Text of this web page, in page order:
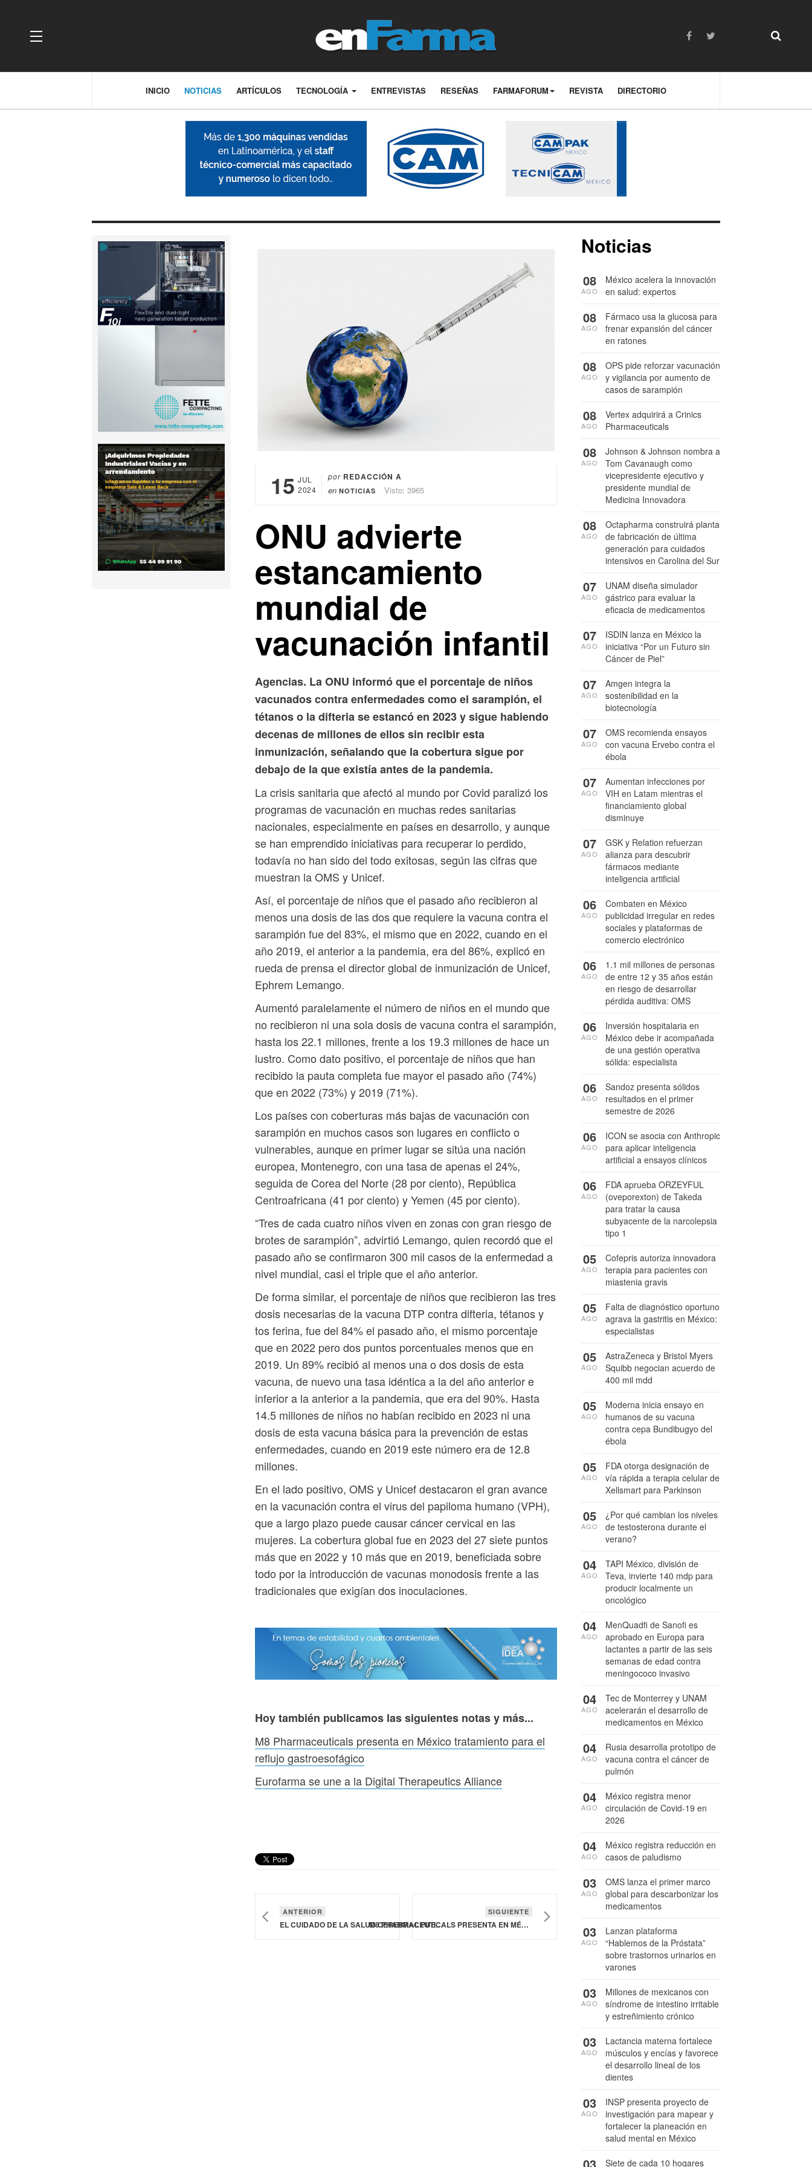
OFF CANVAS
INICIO NOTICIAS ARTÍCULOS TECNOLOGÍA ENTREVISTAS RESEÑAS FARMAFORUM REVISTA DIRECTORIO
15 JUL
2024
por REDACCIÓN A
en NOTICIAS Visto: 3965
ONU advierte
estancamiento
mundial de
vacunación infantil
Agencias. La ONU informó que el porcentaje de niños
vacunados contra enfermedades como el sarampión, el
tétanos o la difteria se estancó en 2023 y sigue habiendo
decenas de millones de ellos sin recibir esta
inmunización, señalando que la cobertura sigue por
debajo de la que existía antes de la pandemia.
La crisis sanitaria que afectó al mundo por Covid paralizó los
programas de vacunación en muchas redes sanitarias
nacionales, especialmente en países en desarrollo, y aunque
se han emprendido iniciativas para recuperar lo perdido,
todavía no han sido del todo exitosas, según las cifras que
muestran la OMS y Unicef.
Así, el porcentaje de niños que el pasado año recibieron al
menos una dosis de las dos que requiere la vacuna contra el
sarampión fue del 83%, el mismo que en 2022, cuando en el
año 2019, el anterior a la pandemia, era del 86%, explicó en
rueda de prensa el director global de inmunización de Unicef,
Ephrem Lemango.
Aumentó paralelamente el número de niños en el mundo que
no recibieron ni una sola dosis de vacuna contra el sarampión,
hasta los 22.1 millones, frente a los 19.3 millones de hace un
lustro. Como dato positivo, el porcentaje de niños que han
recibido la pauta completa fue mayor el pasado año (74%)
que en 2022 (73%) y 2019 (71%).
Los países con coberturas más bajas de vacunación con
sarampión en muchos casos son lugares en conflicto o
vulnerables, aunque en primer lugar se sitúa una nación
europea, Montenegro, con una tasa de apenas el 24%,
seguida de Corea del Norte (28 por ciento), República
Centroafricana (41 por ciento) y Yemen (45 por ciento).
“Tres de cada cuatro niños viven en zonas con gran riesgo de
brotes de sarampión”, advirtió Lemango, quien recordó que el
pasado año se confirmaron 300 mil casos de la enfermedad a
nivel mundial, casi el triple que el año anterior.
De forma similar, el porcentaje de niños que recibieron las tres
dosis necesarias de la vacuna DTP contra difteria, tétanos y
tos ferina, fue del 84% el pasado año, el mismo porcentaje
que en 2022 pero dos puntos porcentuales menos que en
2019. Un 89% recibió al menos una o dos dosis de esta
vacuna, de nuevo una tasa idéntica a la del año anterior e
inferior a la anterior a la pandemia, que era del 90%. Hasta
14.5 millones de niños no habían recibido en 2023 ni una
dosis de esta vacuna básica para la prevención de estas
enfermedades, cuando en 2019 este número era de 12.8
millones.
En el lado positivo, OMS y Unicef destacaron el gran avance
en la vacunación contra el virus del papiloma humano (VPH),
que a largo plazo puede causar cáncer cervical en las
mujeres. La cobertura global fue en 2023 del 27 siete puntos
más que en 2022 y 10 más que en 2019, beneficiada sobre
todo por la introducción de vacunas monodosis frente a las
tradicionales que exigían dos inoculaciones.
Hoy también publicamos las siguientes notas y más...
M8 Pharmaceuticals presenta en México tratamiento para el
reflujo gastroesofágico
Eurofarma se une a la Digital Therapeutics Alliance
ANTERIOR
EL CUIDADO DE LA SALUD CEREBRAL PUEDE MEJORAR LA CALIDAD DE VIDA A LARGO PLAZO: ESPECIALISTAS
SIGUIENTE
M8 PHARMACEUTICALS PRESENTA EN MÉXICO TRATAMIENTO PARA EL REFLUJO GASTROESOFÁGICO
Noticias
México acelera la innovación
en salud: expertos
08
AGO
Fármaco usa la glucosa para
frenar expansión del cáncer
en ratones
08
AGO
OPS pide reforzar vacunación
y vigilancia por aumento de
casos de sarampión
08
AGO
Vertex adquirirá a Crinics
Pharmaceuticals
08
AGO
Johnson & Johnson nombra a
Tom Cavanaugh como
vicepresidente ejecutivo y
presidente mundial de
Medicina Innovadora
08
AGO
Octapharma construirá planta
de fabricación de última
generación para cuidados
intensivos en Carolina del Sur
08
AGO
UNAM diseña simulador
gástrico para evaluar la
eficacia de medicamentos
07
AGO
ISDIN lanza en México la
iniciativa “Por un Futuro sin
Cáncer de Piel”
07
AGO
Amgen integra la
sostenibilidad en la
biotecnología
07
AGO
OMS recomienda ensayos
con vacuna Ervebo contra el
ébola
07
AGO
Aumentan infecciones por
VIH en Latam mientras el
financiamiento global
disminuye
07
AGO
GSK y Relation refuerzan
alianza para descubrir
fármacos mediante
inteligencia artificial
07
AGO
Combaten en México
publicidad irregular en redes
sociales y plataformas de
comercio electrónico
06
AGO
1.1 mil millones de personas
de entre 12 y 35 años están
en riesgo de desarrollar
pérdida auditiva: OMS
06
AGO
Inversión hospitalaria en
México debe ir acompañada
de una gestión operativa
sólida: especialista
06
AGO
Sandoz presenta sólidos
resultados en el primer
semestre de 2026
06
AGO
ICON se asocia con Anthropic
para aplicar inteligencia
artificial a ensayos clínicos
06
AGO
FDA aprueba ORZEYFUL
(oveporexton) de Takeda
para tratar la causa
subyacente de la narcolepsia
tipo 1
06
AGO
Cofepris autoriza innovadora
terapia para pacientes con
miastenia gravis
05
AGO
Falta de diagnóstico oportuno
agrava la gastritis en México:
especialistas
05
AGO
AstraZeneca y Bristol Myers
Squibb negocian acuerdo de
400 mil mdd
05
AGO
Moderna inicia ensayo en
humanos de su vacuna
contra cepa Bundibugyo del
ébola
05
AGO
FDA otorga designación de
vía rápida a terapia celular de
Xellsmart para Parkinson
05
AGO
¿Por qué cambian los niveles
de testosterona durante el
verano?
05
AGO
TAPI México, división de
Teva, invierte 140 mdp para
producir localmente un
oncológico
04
AGO
MenQuadfi de Sanofi es
aprobado en Europa para
lactantes a partir de las seis
semanas de edad contra
meningococo invasivo
04
AGO
Tec de Monterrey y UNAM
acelerarán el desarrollo de
medicamentos en México
04
AGO
Rusia desarrolla prototipo de
vacuna contra el cáncer de
pulmón
04
AGO
México registra menor
circulación de Covid-19 en
2026
04
AGO
México registra reducción en
casos de paludismo
04
AGO
OMS lanza el primer marco
global para descarbonizar los
medicamentos
03
AGO
Lanzan plataforma
“Hablemos de la Próstata”
sobre trastornos urinarios en
varones
03
AGO
Millones de mexicanos con
síndrome de intestino irritable
y estreñimiento crónico
03
AGO
Lactancia materna fortalece
músculos y encías y favorece
el desarrollo lineal de los
dientes
03
AGO
INSP presenta proyecto de
investigación para mapear y
fortalecer la planeación en
salud mental en México
03
AGO
Siete de cada 10 hogares